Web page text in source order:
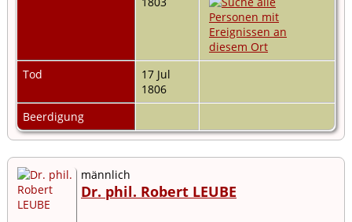
Tod
17 Jul
1806
Beerdigung
männlich
Dr. phil. Robert LEUBE